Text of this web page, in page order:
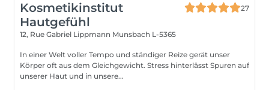
Kosmetikinstitut
Hautgefühl
27
12, Rue Gabriel Lippmann Munsbach L-5365
In einer Welt voller Tempo und ständiger Reize gerät unser
Körper oft aus dem Gleichgewicht. Stress hinterlässt Spuren auf
unserer Haut und in unsere...